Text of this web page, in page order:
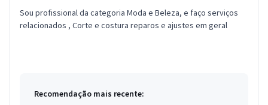
Sou profissional da categoria Moda e Beleza, e faço serviços
relacionados , Corte e costura reparos e ajustes em geral
Recomendação mais recente: